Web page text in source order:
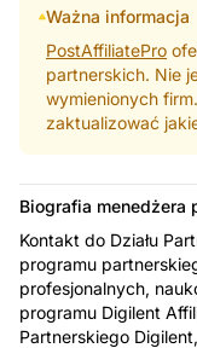
Ważna informacja
PostAffiliatePro
partnerskich. Nie
wymienionych
zaktualizować
Biografia menedżera
Kontakt do Działu
programu
profesjonalnych,
programu Digilent
Partnerskiego